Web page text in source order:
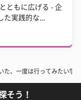
ともに広げる - 企
た実践的な...
た、一度は行ってみたい学
そう！